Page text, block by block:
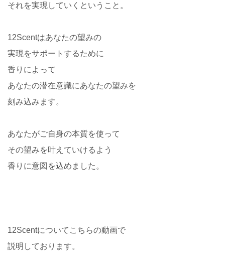
それを実現していくということ。
12Scentはあなたの望みの
実現をサポートするために
香りによって
あなたの潜在意識にあなたの望みを
刻み込みます。
あなたがご自身の本質を使って
その望みを叶えていけるよう
香りに意図を込めました。
12Scentについてこちらの動画で
説明しております。